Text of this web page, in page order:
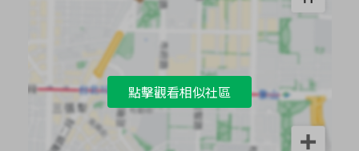
點擊觀看相似社區